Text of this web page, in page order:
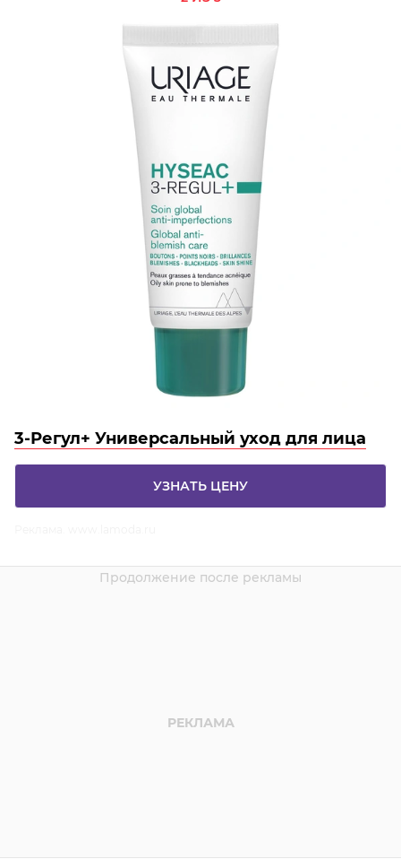
3-Регул+ Универсальный уход для лица
УЗНАТЬ ЦЕНУ